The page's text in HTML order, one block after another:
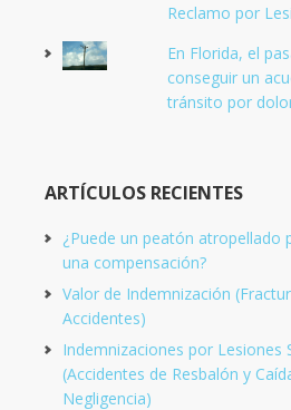
Reclamo por
En Florida, el
conseguir un
tránsito por
ARTÍCULOS RECIENTES
¿Puede un peatón atropellado
una compensación?
Valor de Indemnización
Accidentes)
Indemnizaciones por Lesiones
(Accidentes de Resbalón y
Negligencia)